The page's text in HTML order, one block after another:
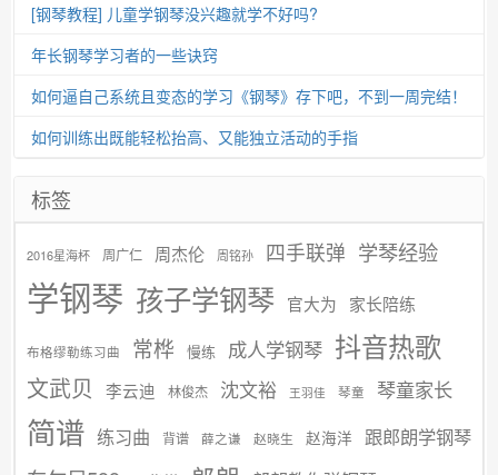
[钢琴教程] 儿童学钢琴没兴趣就学不好吗?
年长钢琴学习者的一些诀窍
如何逼自己系统且变态的学习《钢琴》存下吧，不到一周完结！
如何训练出既能轻松抬高、又能独立活动的手指
标签
2016星海杯 周广仁 周杰伦 周铭孙 四手联弹 学琴经验
学钢琴 孩子学钢琴 官大为 家长陪练
布格缪勒练习曲 常桦 慢练 成人学钢琴 抖音热歌
文武贝 李云迪 林俊杰 沈文裕 王羽佳 琴童 琴童家长
简谱 练习曲 背谱 薛之谦 赵晓生 赵海洋 跟郎朗学钢琴